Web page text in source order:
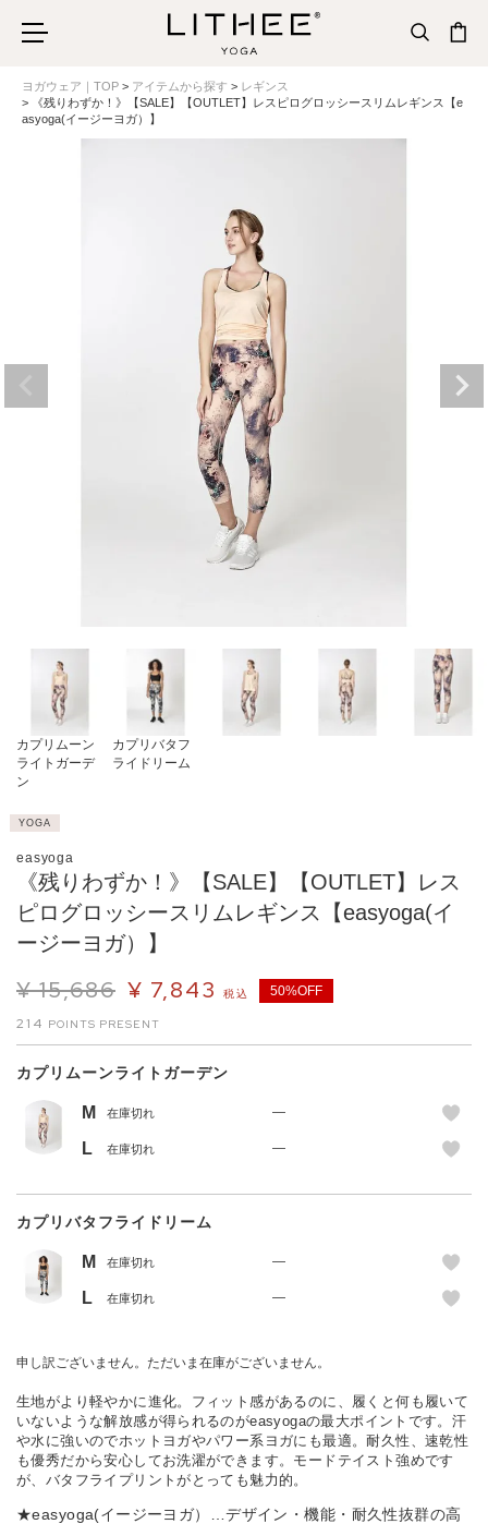
ヨガウェア｜TOP アイテムから探す
レギンス
《残りわずか！》【SALE】【OUTLET】レスピログロッシースリムレギンス【e
asyoga(イージーヨガ）】
カプリムーン
ライトガーデ
ン
カプリバタフ
ライドリーム
YOGA
easyoga
《残りわずか！》【SALE】【OUTLET】レス
ピログロッシースリムレギンス【easyoga(イ
ージーヨガ）】
¥ 15,686 ¥ 7,843 税込 50%OFF
214
カプリムーンライトガーデン
M 在庫切れ —
L 在庫切れ —
カプリバタフライドリーム
M 在庫切れ —
L 在庫切れ —
申し訳ございません。ただいま在庫がございません。
生地がより軽やかに進化。フィット感があるのに、履くと何も履いて
いないような解放感が得られるのがeasyogaの最大ポイントです。汗
や水に強いのでホットヨガやパワー系ヨガにも最適。耐久性、速乾性
も優秀だから安心してお洗濯ができます。モードテイスト強めです
が、バタフライプリントがとっても魅力的。
★easyoga(イージーヨガ）…デザイン・機能・耐久性抜群の高